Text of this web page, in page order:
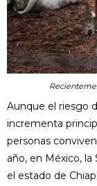
Aunque el riesgo
incrementa
personas
año, en México,
el estado de